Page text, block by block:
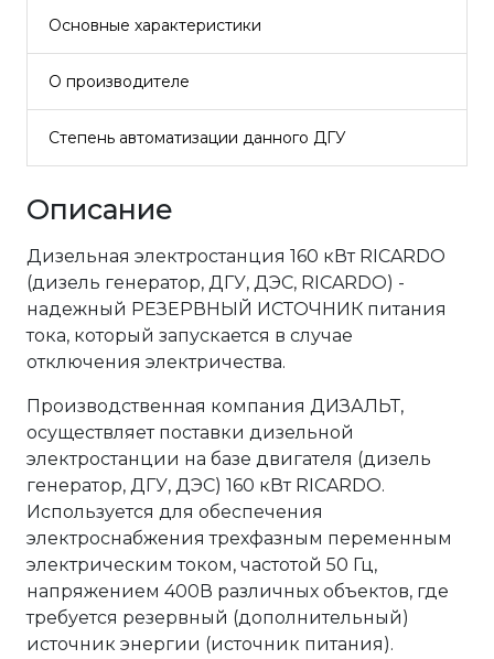
Основные характеристики
О производителе
Степень автоматизации данного ДГУ
Описание
Дизельная электростанция 160 кВт RICARDO
(дизель генератор, ДГУ, ДЭС, RICARDO) -
надежный РЕЗЕРВНЫЙ ИСТОЧНИК питания
тока, который запускается в случае
отключения электричества.
Производственная компания ДИЗАЛЬТ,
осуществляет поставки дизельной
электростанции на базе двигателя (дизель
генератор, ДГУ, ДЭС) 160 кВт RICARDO.
Используется для обеспечения
электроснабжения трехфазным переменным
электрическим током, частотой 50 Гц,
напряжением 400В различных объектов, где
требуется резервный (дополнительный)
источник энергии (источник питания).